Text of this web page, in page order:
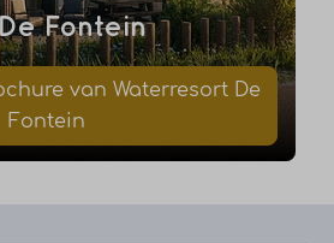
Fontein
van Waterresort De
Fontein